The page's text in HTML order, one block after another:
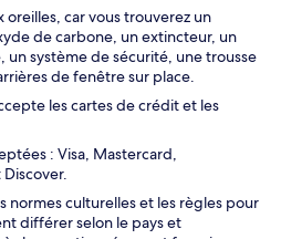
oreilles, car vous trouverez un
de carbone, un extincteur, un
système de sécurité, une trousse
de fenêtre sur place.
les cartes de crédit et les
: Visa, Mastercard,
normes culturelles et les règles pour
différer selon le pays et